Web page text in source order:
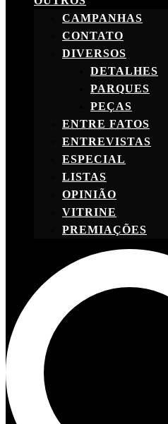
CAMPANHAS
CONTATO
DIVERSOS
DETALHES
PARQUES
PEÇAS
ENTRE FATOS
ENTREVISTAS
ESPECIAL
LISTAS
OPINIÃO
VITRINE
PREMIAÇÕES